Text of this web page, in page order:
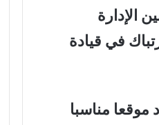
الإدارة
في قيادة
موقعا مناسبا